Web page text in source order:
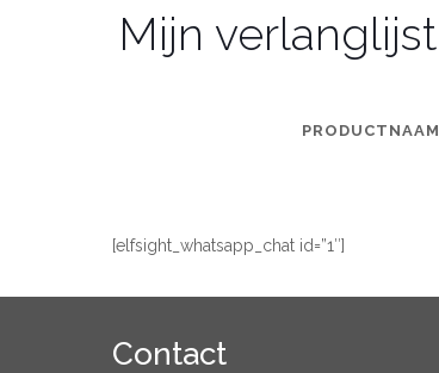
Mijn verlanglijst
PRODUCTNAAM
[elfsight_whatsapp_chat id=”1″]
Contact